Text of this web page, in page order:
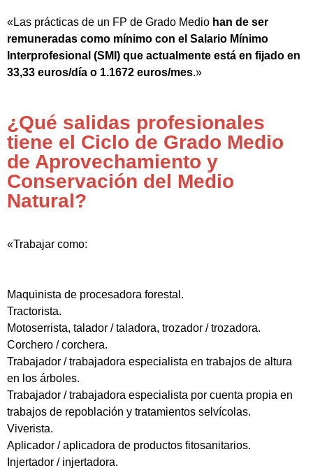
«Las prácticas de un FP de Grado Medio han de ser
remuneradas como mínimo con el Salario Mínimo
Interprofesional (SMI) que actualmente está en fijado en
33,33 euros/día o 1.1672 euros/mes.»
¿Qué salidas profesionales
tiene el Ciclo de Grado Medio
de Aprovechamiento y
Conservación del Medio
Natural?
«Trabajar como:
Maquinista de procesadora forestal.
Tractorista.
Motoserrista, talador / taladora, trozador / trozadora.
Corchero / corchera.
Trabajador / trabajadora especialista en trabajos de altura
en los árboles.
Trabajador / trabajadora especialista por cuenta propia en
trabajos de repoblación y tratamientos selvícolas.
Viverista.
Aplicador / aplicadora de productos fitosanitarios.
Injertador / injertadora.